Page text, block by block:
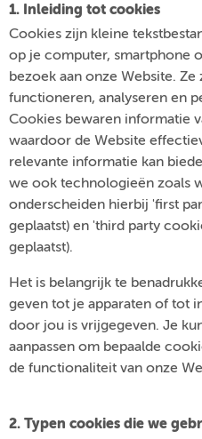
1. Inleiding tot cookies
Cookies zijn kleine
op je computer, smartphone
bezoek aan onze Website.
functioneren, analyseren en
Cookies bewaren informatie
waardoor de Website
relevante informatie kan
we ook technologieën zoals
onderscheiden hierbij 'first
geplaatst) en 'third party
geplaatst).
Het is belangrijk te
geven tot je apparaten of tot
door jou is vrijgegeven. Je
aanpassen om bepaalde
de functionaliteit van onze
2. Typen cookies die we